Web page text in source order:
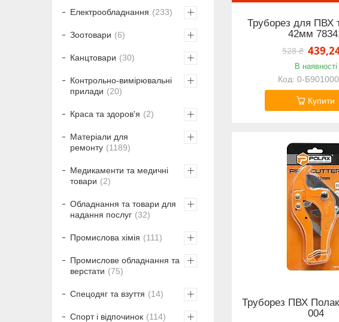
Труборез для ПВХ
42мм
528 ₴
В наявності
0-
Купити
Труборез ПВХ
004
Електрообладнання 233
Зоотовари 6
Канцтовари 30
Контрольно-вимірювальні
прилади
20
Краса та здоров'я 2
Матеріали для
ремонту
1189
Медикаменти та медичні
товари
2
Обладнання та товари для
надання послуг
32
Промислова хімія 111
Промислове обладнання та
верстати
75
Спецодяг та взуття 14
Спорт і відпочинок 114